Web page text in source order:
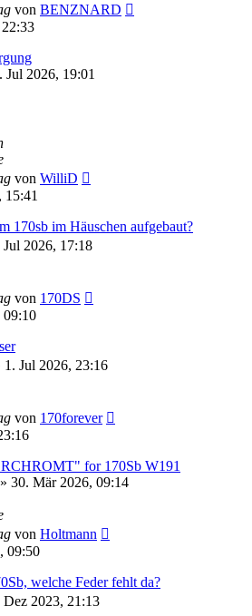
von BENZNARD
Jul 2026, 19:01
von WilliD
15:41
170sb im Häuschen aufgebaut?
Jul 2026, 17:18
von 170DS
09:10
1. Jul 2026, 23:16
von 170forever
for 170Sb W191
» 30. Mär 2026, 09:14
von Holtmann
09:50
welche Feder fehlt da?
Dez 2023, 21:13